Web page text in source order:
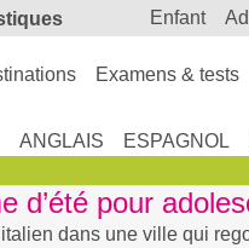
enfant
Examens & tests
ANGLAIS ESPAGNOL
d’été pour
dans une ville qui